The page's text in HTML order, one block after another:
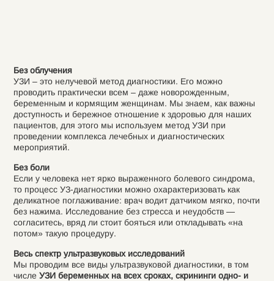
Без облучения
УЗИ – это нелучевой метод диагностики. Его можно
проводить практически всем – даже новорожденным,
беременным и кормящим женщинам. Мы знаем, как важны
доступность и бережное отношение к здоровью для наших
пациентов, для этого мы используем метод УЗИ при
проведении комплекса лечебных и диагностических
мероприятий.
Без боли
Если у человека нет ярко выраженного болевого синдрома,
то процесс УЗ-диагностики можно охарактеризовать как
деликатное поглаживание: врач водит датчиком мягко, почти
без нажима. Исследование без стресса и неудобств —
согласитесь, вряд ли стоит бояться или откладывать «на
потом» такую процедуру.
Весь спектр ультразвуковых исследований
Мы проводим все виды ультразвуковой диагностики, в том
числе УЗИ беременных на всех сроках, скрининги одно- и